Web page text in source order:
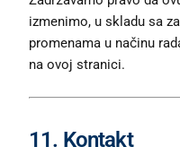
izmenimo, u skladu sa
promenama u načinu
na ovoj stranici.
11. Kontakt